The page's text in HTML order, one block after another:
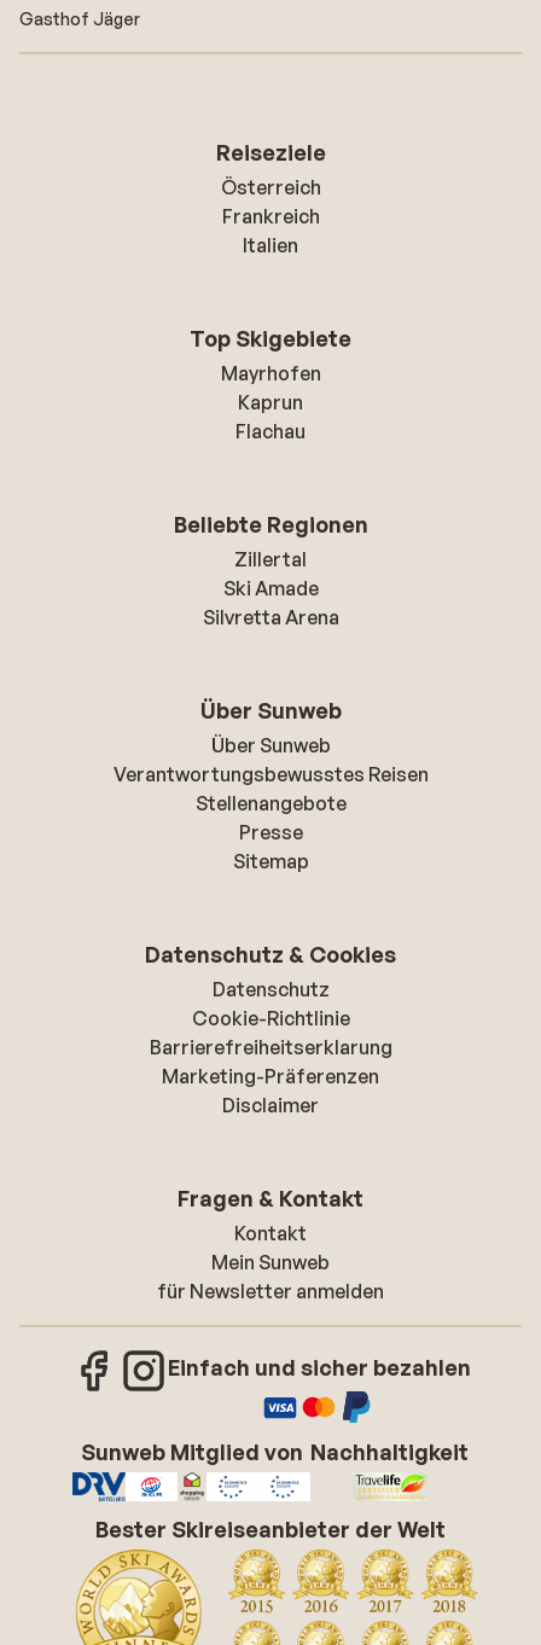
Gasthof Jäger
Reiseziele
Österreich
Frankreich
Italien
Top Skigebiete
Mayrhofen
Kaprun
Flachau
Beliebte Regionen
Zillertal
Ski Amade
Silvretta Arena
Über Sunweb
Über Sunweb
Verantwortungsbewusstes Reisen
Stellenangebote
Presse
Sitemap
Datenschutz & Cookies
Datenschutz
Cookie-Richtlinie
Barrierefreiheitserklarung
Marketing-Präferenzen
Disclaimer
Fragen & Kontakt
Kontakt
Mein Sunweb
für Newsletter anmelden
Einfach und sicher bezahlen
Sunweb Mitglied von Nachhaltigkeit
Bester Skireiseanbieter der Welt